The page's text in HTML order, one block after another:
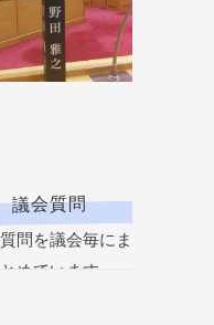
議会質問
問を議会毎にま
とめています